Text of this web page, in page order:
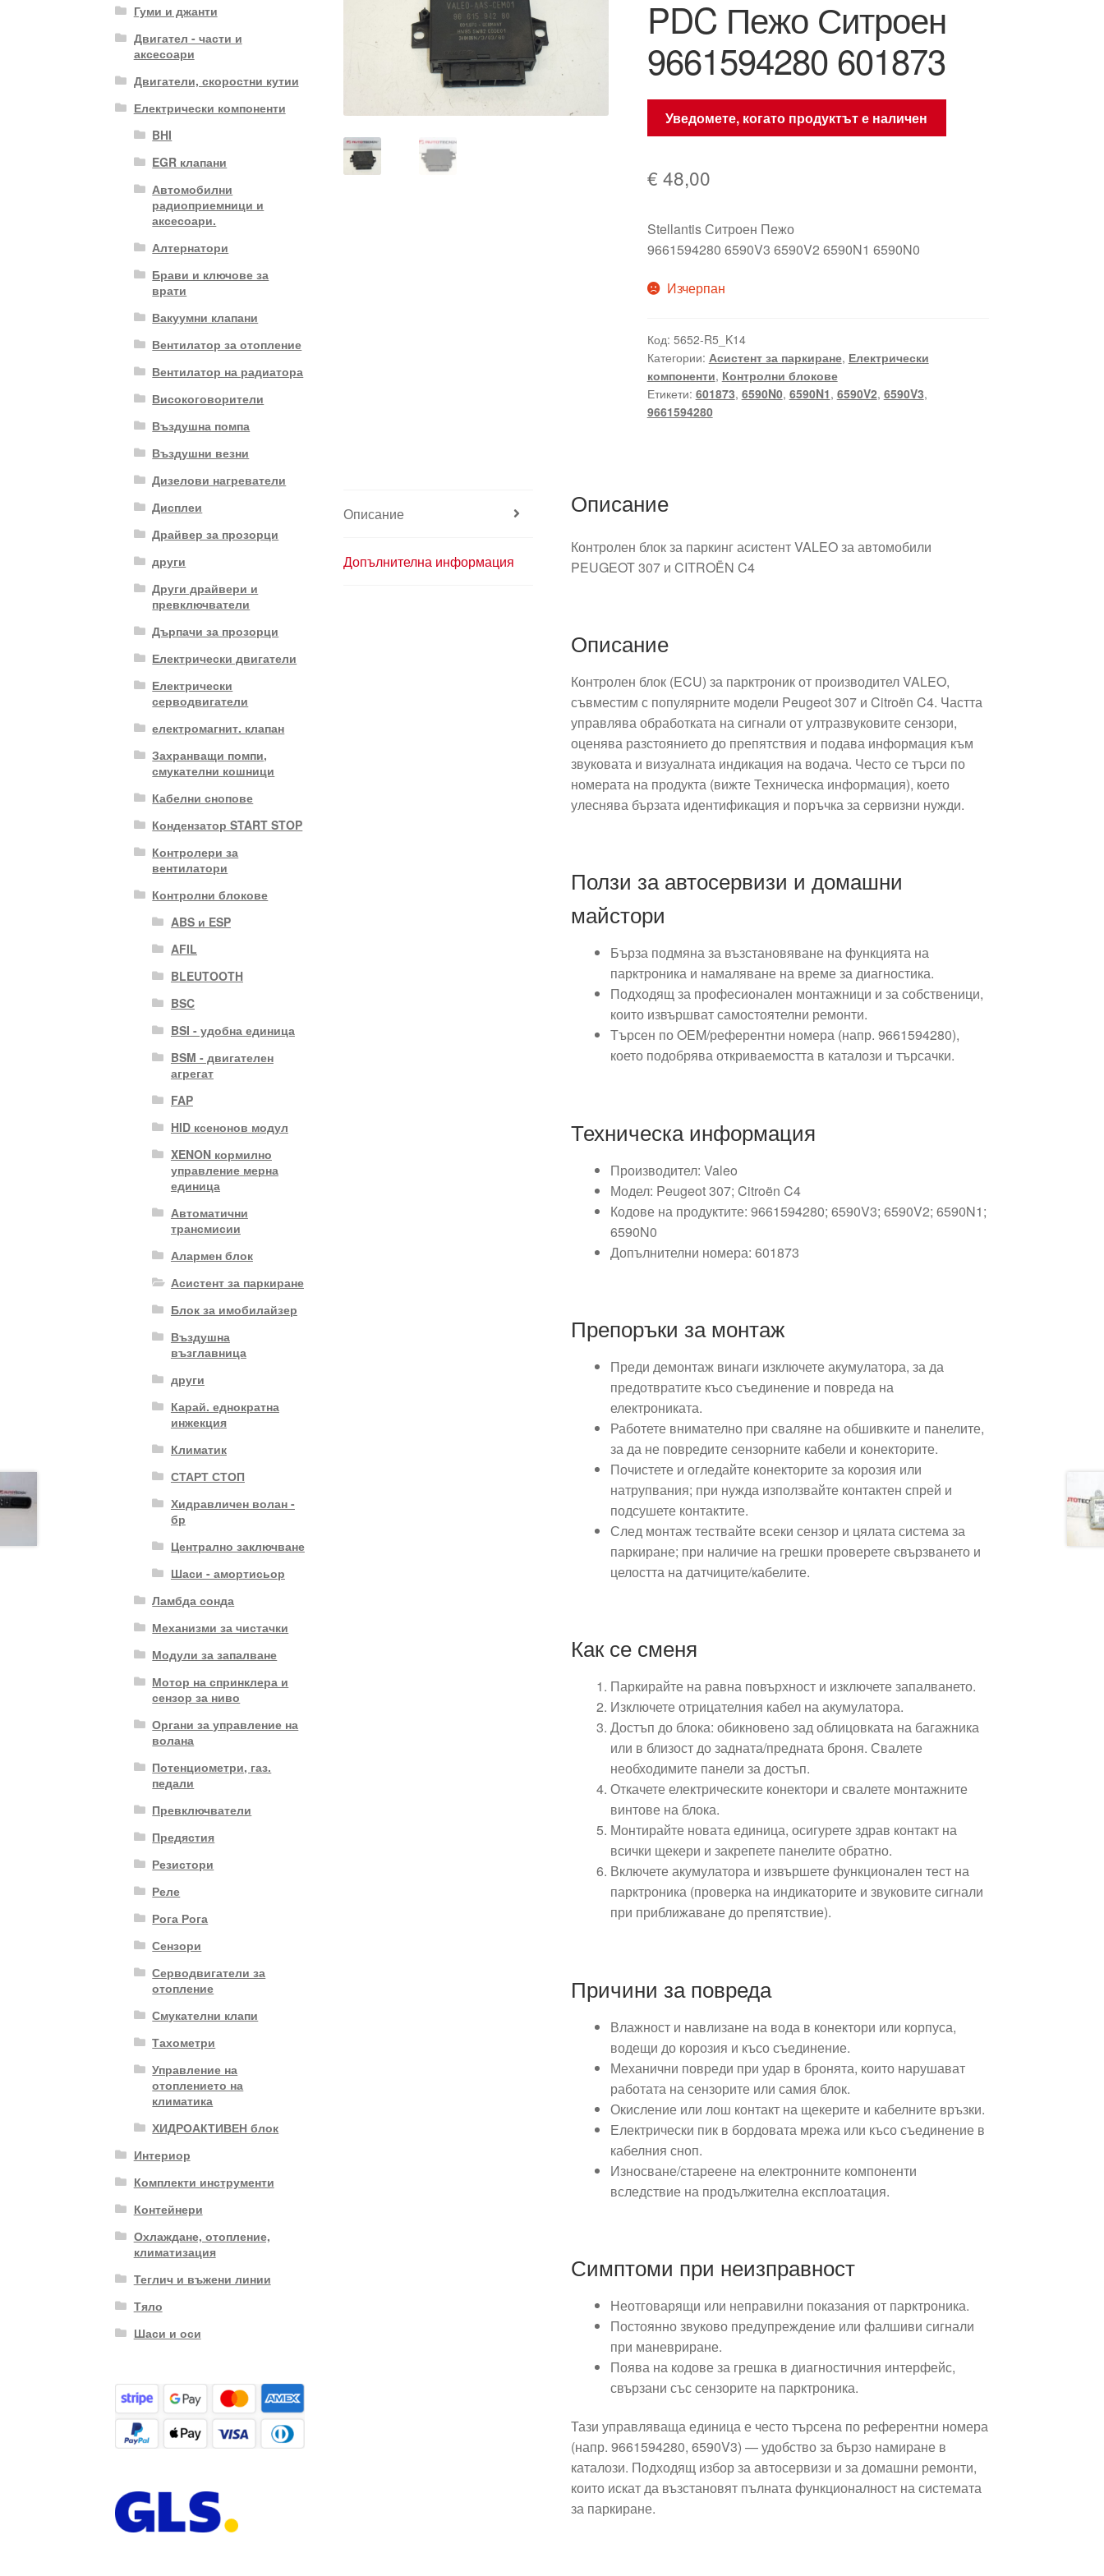
PDC Пежо Ситроен
9661594280 601873
Уведомете, когато продуктът е наличен
€ 48,00
Stellantis Ситроен Пежо
9661594280 6590V3 6590V2 6590N1 6590N0
Изчерпан
Код: 5652-R5_K14
Категории: Асистент за паркиране, Електрически
компоненти, Контролни блокове
Етикети: 601873, 6590N0, 6590N1, 6590V2, 6590V3,
9661594280
Описание
Допълнителна информация
Описание
Контролен блок за паркинг асистент VALEO за автомобили
PEUGEOT 307 и CITROËN C4
Описание
Контролен блок (ECU) за парктроник от производител VALEO,
съвместим с популярните модели Peugeot 307 и Citroën C4. Частта
управлява обработката на сигнали от ултразвуковите сензори,
оценява разстоянието до препятствия и подава информация към
звуковата и визуалната индикация на водача. Често се търси по
номерата на продукта (вижте Техническа информация), което
улеснява бързата идентификация и поръчка за сервизни нужди.
Ползи за автосервизи и домашни
майстори
Бърза подмяна за възстановяване на функцията на
парктроника и намаляване на време за диагностика.
Подходящ за професионален монтажници и за собственици,
които извършват самостоятелни ремонти.
Търсен по OEM/референтни номера (напр. 9661594280),
което подобрява откриваемостта в каталози и търсачки.
Техническа информация
Производител: Valeo
Модел: Peugeot 307; Citroën C4
Кодове на продуктите: 9661594280; 6590V3; 6590V2; 6590N1;
6590N0
Допълнителни номера: 601873
Препоръки за монтаж
Преди демонтаж винаги изключете акумулатора, за да
предотвратите късо съединение и повреда на
електрониката.
Работете внимателно при сваляне на обшивките и панелите,
за да не повредите сензорните кабели и конекторите.
Почистете и огледайте конекторите за корозия или
натрупвания; при нужда използвайте контактен спрей и
подсушете контактите.
След монтаж тествайте всеки сензор и цялата система за
паркиране; при наличие на грешки проверете свързването и
целостта на датчиците/кабелите.
Как се сменя
Паркирайте на равна повърхност и изключете запалването.
Изключете отрицателния кабел на акумулатора.
Достъп до блока: обикновено зад облицовката на багажника
или в близост до задната/предната броня. Свалете
необходимите панели за достъп.
Откачете електрическите конектори и свалете монтажните
винтове на блока.
Монтирайте новата единица, осигурете здрав контакт на
всички щекери и закрепете панелите обратно.
Включете акумулатора и извършете функционален тест на
парктроника (проверка на индикаторите и звуковите сигнали
при приближаване до препятствие).
Причини за повреда
Влажност и навлизане на вода в конектори или корпуса,
водещи до корозия и късо съединение.
Механични повреди при удар в бронята, които нарушават
работата на сензорите или самия блок.
Окисление или лош контакт на щекерите и кабелните връзки.
Електрически пик в бордовата мрежа или късо съединение в
кабелния сноп.
Износване/стареене на електронните компоненти
вследствие на продължителна експлоатация.
Симптоми при неизправност
Неотговарящи или неправилни показания от парктроника.
Постоянно звуково предупреждение или фалшиви сигнали
при маневриране.
Поява на кодове за грешка в диагностичния интерфейс,
свързани със сензорите на парктроника.
Тази управляваща единица е често търсена по референтни номера
(напр. 9661594280, 6590V3) — удобство за бързо намиране в
каталози. Подходящ избор за автосервизи и за домашни ремонти,
които искат да възстановят пълната функционалност на системата
за паркиране.
Гуми и джанти
Двигател - части и
аксесоари
Двигатели, скоростни кутии
Електрически компоненти
BHI
EGR клапани
Автомобилни
радиоприемници и
аксесоари.
Алтернатори
Брави и ключове за
врати
Вакуумни клапани
Вентилатор за отопление
Вентилатор на радиатора
Високоговорители
Въздушна помпа
Въздушни везни
Дизелови нагреватели
Дисплеи
Драйвер за прозорци
други
Други драйвери и
превключватели
Дърпачи за прозорци
Електрически двигатели
Електрически
серводвигатели
електромагнит. клапан
Захранващи помпи,
смукателни кошници
Кабелни снопове
Кондензатор START STOP
Контролери за
вентилатори
Контролни блокове
ABS и ESP
AFIL
BLEUTOOTH
BSC
BSI - удобна единица
BSM - двигателен
агрегат
FAP
HID ксенонов модул
XENON кормилно
управление мерна
единица
Автоматични
трансмисии
Алармен блок
Асистент за паркиране
Блок за имобилайзер
Въздушна
възглавница
други
Карай. еднократна
инжекция
Климатик
СТАРТ СТОП
Хидравличен волан -
бр
Централно заключване
Шаси - амортисьор
Ламбда сонда
Механизми за чистачки
Модули за запалване
Мотор на спринклера и
сензор за ниво
Органи за управление на
волана
Потенциометри, газ.
педали
Превключватели
Предястия
Резистори
Реле
Рога Рога
Сензори
Серводвигатели за
отопление
Смукателни клапи
Тахометри
Управление на
отоплението на
климатика
ХИДРОАКТИВЕН блок
Интериор
Комплекти инструменти
Контейнери
Охлаждане, отопление,
климатизация
Теглич и въжени линии
Тяло
Шаси и оси